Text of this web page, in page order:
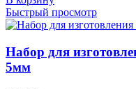
Быстрый просмотр
Набор для
5мм